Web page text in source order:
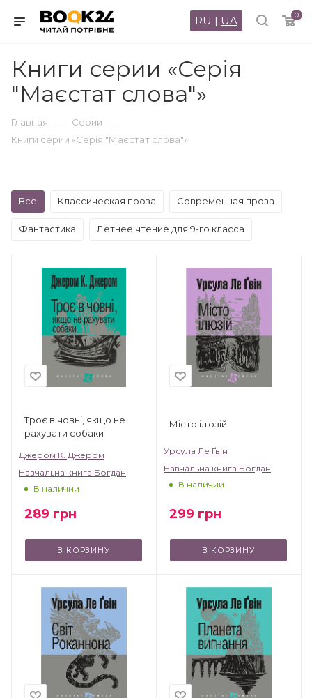
0
RU | UA
Книги серии «Серія
"Маєстат слова"»
Главная — Серии —
Книги серии «Серія "Маєстат слова"»
Все Классическая проза Современная проза
Фантастика Летнее чтение для 9-го класса
Троє в човні, якщо не
рахувати собаки
Джером К. Джером
Навчальна книга Богдан
В наличии
289 грн
В КОРЗИНУ
Місто ілюзій
Урсула Ле Ґвін
Навчальна книга Богдан
В наличии
299 грн
В КОРЗИНУ